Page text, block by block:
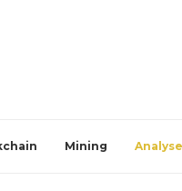
Mining Analyse